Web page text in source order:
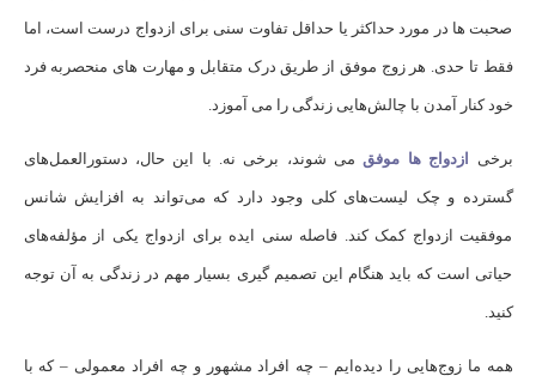
صحبت ها در مورد حداکثر یا حداقل تفاوت سنی برای ازدواج درست است، اما
فقط تا حدی. هر زوج موفق از طریق درک متقابل و مهارت های منحصربه ‌فرد
خود کنار آمدن با چالش‌هایی زندگی را می آموزد.
برخی ازدواج ها موفق می شوند، برخی نه. با این حال، دستورالعمل‌های
گسترده و چک لیست‌های کلی وجود دارد که می‌تواند به افزایش شانس
موفقیت ازدواج کمک کند. فاصله سنی ایده برای ازدواج یکی از مؤلفه‌های
حیاتی است که باید هنگام این تصمیم‌ گیری بسیار مهم در زندگی به آن توجه
کنید.
همه ما زوج‌هایی را دیده‌ایم – چه افراد مشهور و چه افراد معمولی – که با